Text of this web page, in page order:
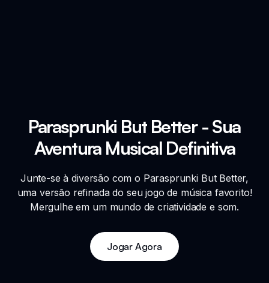
Parasprunki But Better - Sua
Aventura Musical Definitiva
Junte-se à diversão com o Parasprunki But Better,
uma versão refinada do seu jogo de música favorito!
Mergulhe em um mundo de criatividade e som.
Jogar Agora